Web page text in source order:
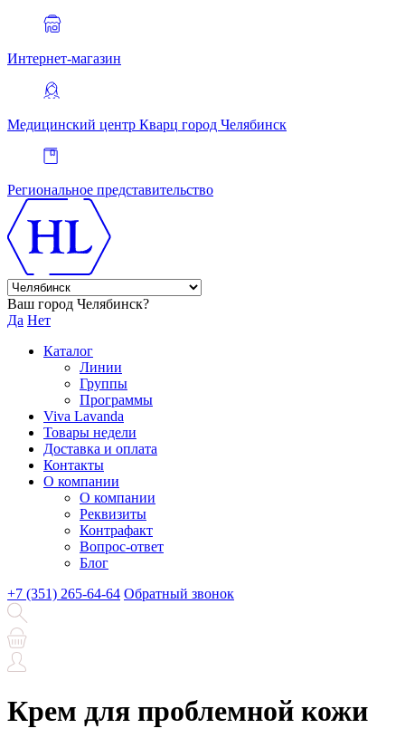
Интернет-магазин
Медицинский центр Кварц город Челябинск
Региональное представительство
Ваш город Челябинск?
Да Нет
Каталог
Линии
Группы
Программы
Viva Lavanda
Товары недели
Доставка и оплата
Контакты
О компании
О компании
Реквизиты
Контрафакт
Вопрос-ответ
Блог
+7 (351) 265-64-64 Обратный звонок
Крем для проблемной кожи